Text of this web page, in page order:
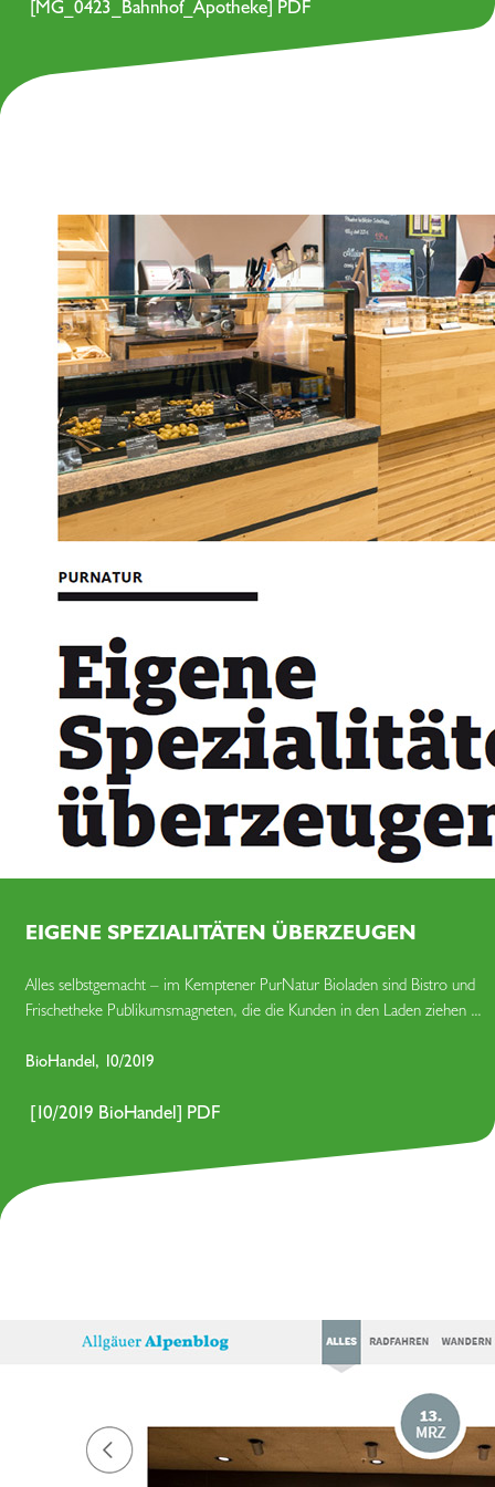
[MG_0423_Bahnhof_Apotheke] PDF
EIGENE SPEZIALITÄTEN ÜBERZEUGEN
Alles selbstgemacht – im Kemptener PurNatur Bioladen sind Bistro und
Frischetheke Publikumsmagneten, die die Kunden in den Laden ziehen ...
BioHandel, 10/2019
[10/2019 BioHandel] PDF